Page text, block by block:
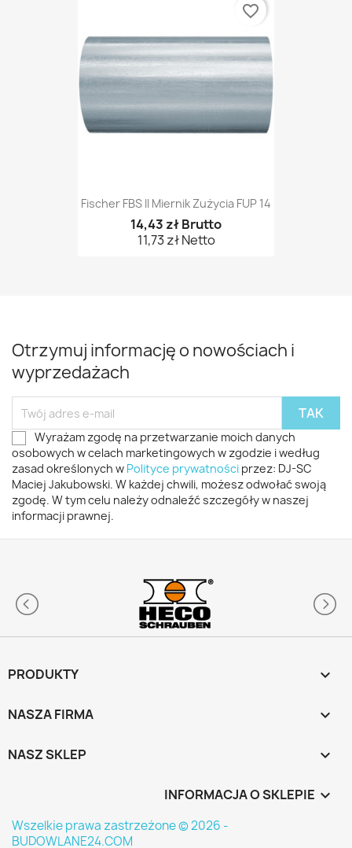
Fischer FBS II Miernik Zużycia FUP 14
14,43 zł Brutto
11,73 zł Netto
favorite_border
Otrzymuj informację o nowościach i
wyprzedażach
Wyrażam zgodę na przetwarzanie moich danych
osobowych w celach marketingowych w zgodzie i według
zasad określonych w Polityce prywatności przez: DJ-SC
Maciej Jakubowski. W każdej chwili, możesz odwołać swoją
zgodę. W tym celu należy odnaleźć szczegóły w naszej
informacji prawnej.
PRODUKTY 
NASZA FIRMA 
NASZ SKLEP 
INFORMACJA O SKLEPIE keyboard_arrow_down
Wszelkie prawa zastrzeżone © 2026 -
BUDOWLANE24.COM